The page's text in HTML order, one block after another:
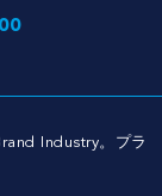
Industry。 プラ